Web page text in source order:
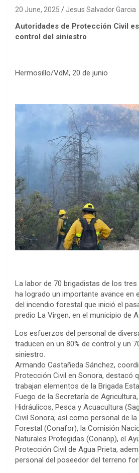
20 June, 2025 Jesus Salvador Garcia
Autoridades de Protección Civil
control del siniestro
Hermosillo/VdM, 20 de junio
La labor de 70 brigadistas de los
ha logrado un importante avance en
del incendio forestal que inició el
predio La Virgen, en el municipio de
Los esfuerzos del personal de
traducen en un 80% de control y un
siniestro.
Armando Castañeda Sánchez,
Protección Civil en Sonora, destacó
trabajan elementos de la Brigada
Fuego de la Secretaría de
Hidráulicos, Pesca y Acuacultura
Civil Sonora; así como personal de
Forestal (Conafor), la Comisión
Naturales Protegidas (Conanp), el
Protección Civil de Agua Prieta,
personal del poseedor del terreno